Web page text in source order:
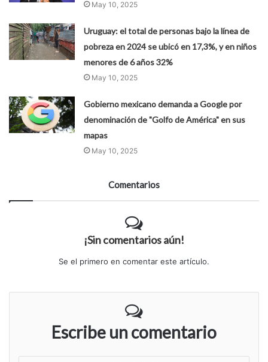
May 10, 2025
Uruguay: el total de personas bajo la línea de
pobreza en 2024 se ubicó en 17,3%, y en niños
menores de 6 años 32%
May 10, 2025
Gobierno mexicano demanda a Google por
denominación de "Golfo de América" en sus
mapas
May 10, 2025
Comentarios
¡Sin comentarios aún!
Se el primero en comentar este artículo.
Escribe un comentario